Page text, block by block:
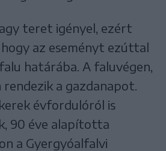
teret igényel, ezért
az eseményt ezúttal
határába. A faluvégen,
a gazdanapot.
évfordulóról is
90 éve alapította
a Gyergyóalfalvi